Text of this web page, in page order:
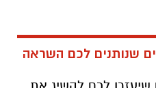
שנותנים לכם השראה